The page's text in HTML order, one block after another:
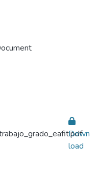
Down
load